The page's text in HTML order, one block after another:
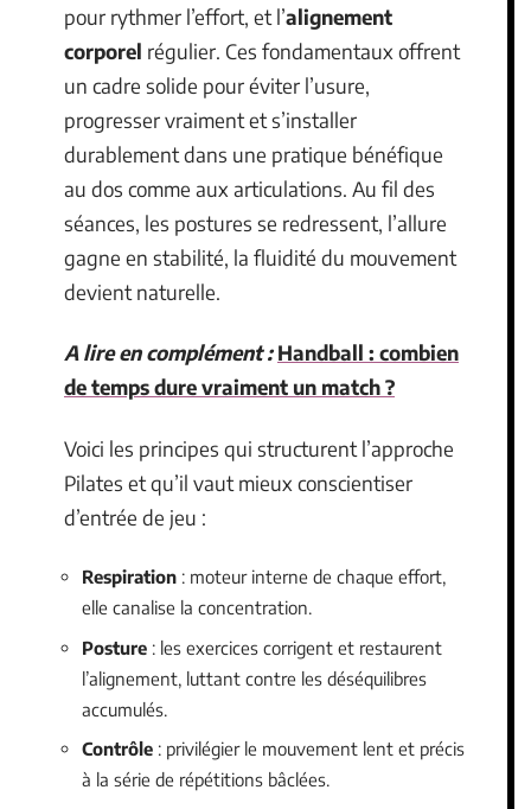
pour rythmer l’effort, et l’alignement
corporel régulier. Ces fondamentaux offrent
un cadre solide pour éviter l’usure,
progresser vraiment et s’installer
durablement dans une pratique bénéfique
au dos comme aux articulations. Au fil des
séances, les postures se redressent, l’allure
gagne en stabilité, la fluidité du mouvement
devient naturelle.
A lire en complément : Handball : combien
de temps dure vraiment un match ?
Voici les principes qui structurent l’approche
Pilates et qu’il vaut mieux conscientiser
d’entrée de jeu :
Respiration : moteur interne de chaque effort,
elle canalise la concentration.
Posture : les exercices corrigent et restaurent
l’alignement, luttant contre les déséquilibres
accumulés.
Contrôle : privilégier le mouvement lent et précis
à la série de répétitions bâclées.